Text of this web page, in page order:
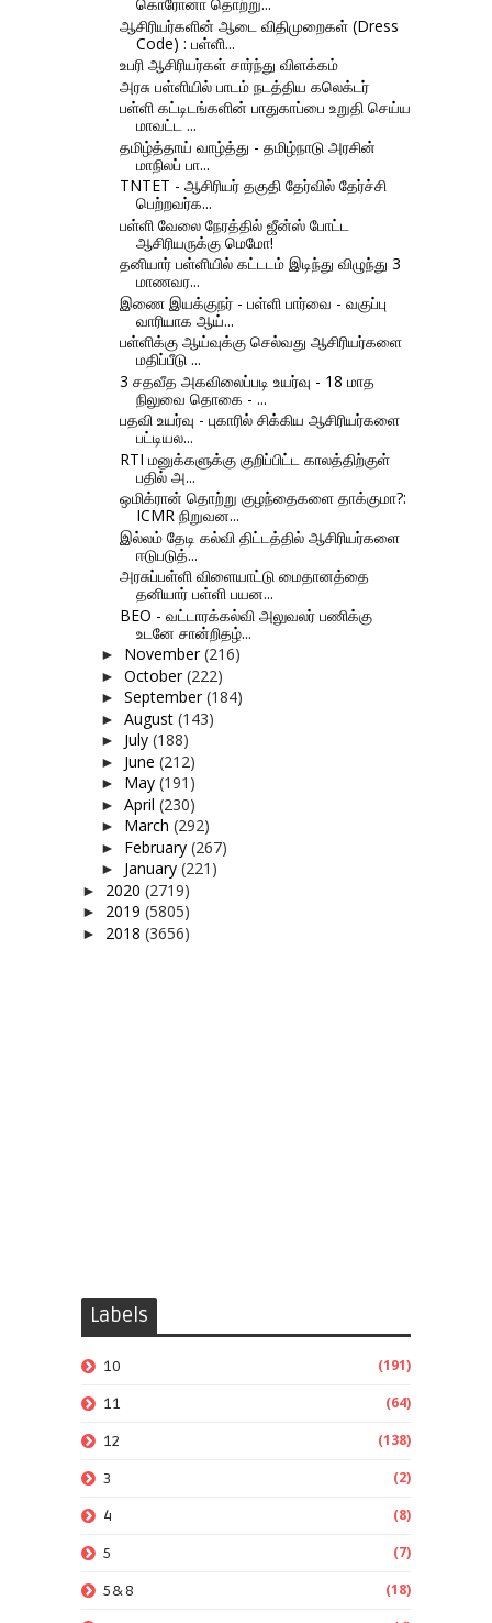
ஆசிரியர்களின் ஆடை விதிமுறைகள் (Dress
Code) : பள்ளி...
உபரி ஆசிரியர்கள் சார்ந்து விளக்கம்
அரசு பள்ளியில் பாடம் நடத்திய கலெக்டர்
பள்ளி கட்டிடங்களின் பாதுகாப்பை உறுதி செய்ய
மாவட்ட ...
தமிழ்த்தாய் வாழ்த்து - தமிழ்நாடு அரசின்
மாநிலப் பா...
TNTET - ஆசிரியர் தகுதி தேர்வில் தேர்ச்சி
பெற்றவர்க...
பள்ளி வேலை நேரத்தில் ஜீன்ஸ் போட்ட
ஆசிரியருக்கு மெமோ!
தனியார் பள்ளியில் கட்டடம் இடிந்து விழுந்து 3
மாணவர...
இணை இயக்குநர் - பள்ளி பார்வை - வகுப்பு
வாரியாக ஆய்...
பள்ளிக்கு ஆய்வுக்கு செல்வது ஆசிரியர்களை
மதிப்பீடு ...
3 சதவீத அகவிலைப்படி உயர்வு - 18 மாத
நிலுவை தொகை - ...
பதவி உயர்வு - புகாரில் சிக்கிய ஆசிரியர்களை
பட்டியல...
RTI மனுக்களுக்கு குறிப்பிட்ட காலத்திற்குள்
பதில் அ...
ஒமிக்ரான் தொற்று குழந்தைகளை தாக்குமா?:
ICMR நிறுவன...
இல்லம் தேடி கல்வி திட்டத்தில் ஆசிரியர்களை
ஈடுபடுத்...
அரசுப்பள்ளி விளையாட்டு மைதானத்தை
தனியார் பள்ளி பயன...
BEO - வட்டாரக்கல்வி அலுவலர் பணிக்கு
உடனே சான்றிதழ்...
► November(216)
► October(222)
► September(184)
► August (143)
► July (188)
► June (212)
► May (191)
► April (230)
► March (292)
► February (267)
► January (221)
► 2020 (2719)
► 2019 (5805)
► 2018 (3656)
Labels
10 (191)
11 (64)
12 (138)
3 (2)
4 (8)
5 (7)
5&8 (18)